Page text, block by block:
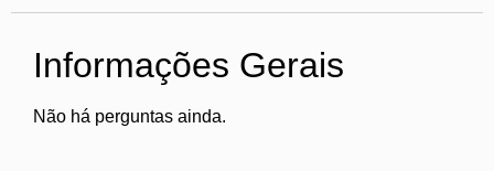
Informações Gerais
Não há perguntas ainda.